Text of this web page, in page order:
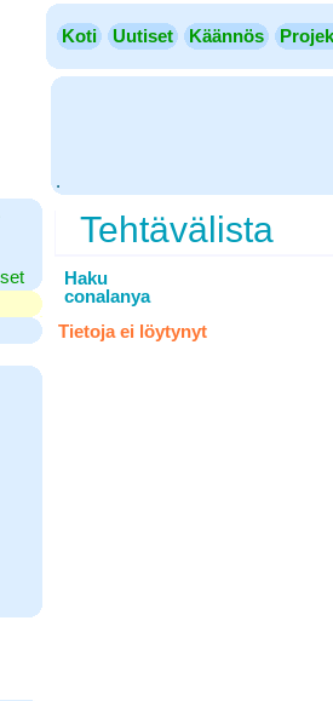
Koti Uutiset Käännös
.
Tehtävälista
Haku
conalanya
Tietoja ei löytynyt